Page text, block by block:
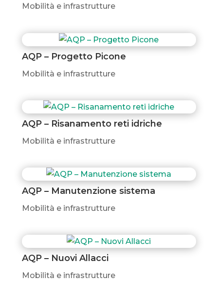
Mobilità e infrastrutture
AQP – Progetto Picone
Mobilità e infrastrutture
AQP – Risanamento reti idriche
Mobilità e infrastrutture
AQP – Manutenzione sistema
Mobilità e infrastrutture
AQP – Nuovi Allacci
Mobilità e infrastrutture